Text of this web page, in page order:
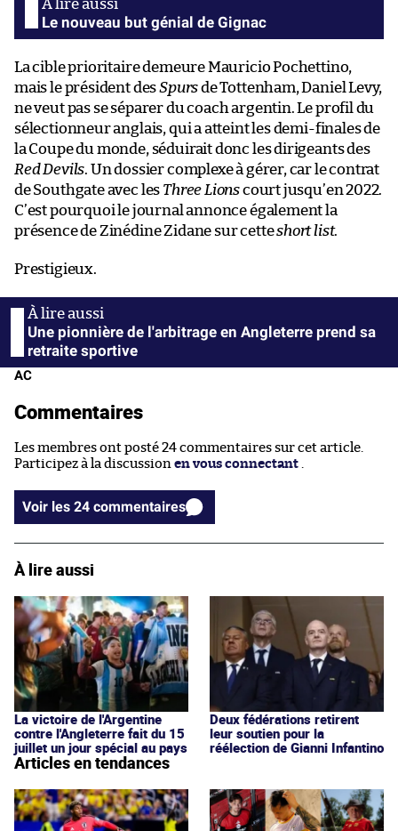
Le nouveau but génial de Gignac
La cible prioritaire demeure Mauricio Pochettino,
mais le président desSpursde Tottenham, Daniel Levy,
ne veut pas se séparer du coach argentin. Le profil du
sélectionneur anglais, qui a atteint les demi-finales de
la Coupe du monde, séduirait donc les dirigeants des
Red Devils. Un dossier complexe à gérer, car le contrat
de Southgate avec les Three Lionscourt jusqu’en 2022.
C’est pourquoi le journal annonce également la
présence de Zinédine Zidane sur cetteshort list.
Prestigieux.
Une pionnière de l'arbitrage en Angleterre prend sa
retraite sportive
AC
Commentaires
Les membres ont posté 24 commentaires sur cet article.
Participez à la discussion en vous connectant
Voir les 24 commentaires
À lire aussi
La victoire de l'Argentine
contre l'Angleterre fait du 15
juillet un jour spécial au pays
Deux fédérations retirent
leur soutien pour la
réélection de Gianni Infantino
Articles en tendances